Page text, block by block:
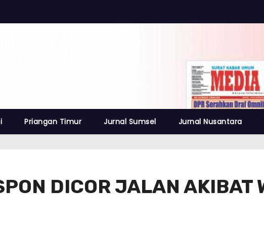
Priangan Timur Jurnal Sumsel Jurnal Nusantara
DICOR JALAN AKIBAT